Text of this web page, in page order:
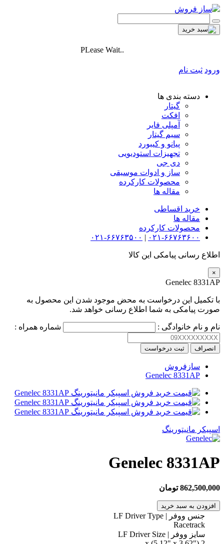
PLease Wait..
ورود ثبت نام
دسته بندی ها
گیتار
افکت
آمپلی فایر
سیم گیتار
پیانو و کیبورد
تجهیزات استودیویی
دی جی
ساز و ادوات موسیقی
محصولات کارکرده
مقاله ها
خرید اقساطی
مقاله ها
محصولات کارکرده
۰۲۱-۶۶۷۶۳۶۰۰ | ۰۲۱-۶۶۷۶۳۵۰۰
اطلاع رسانی پیامکی این کالا
×
Genelec 8331AP
با تکمیل این درخواست به محض موجود شدن این محصول به
صورت پیامکی به شما اطلاع رسانی خواهد شد.
نام و نام خانوادگی : شماره همراه :
انصراف ثبت درخواست
سازفروش
Genelec 8331AP
اسپیکر مانیتورینگ
Genelec 8331AP
862,500,000 تومان
افزودن به سبد خرید
جنس ووفر | LF Driver Type
Racetrack
سایز ووفر | LF Driver Size